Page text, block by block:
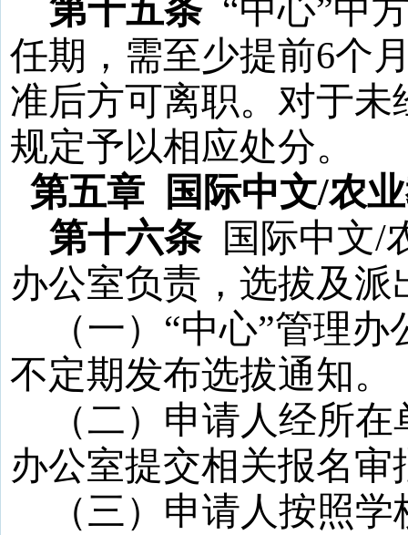
第十五条 “中心”中
任期，需至少提前6个
准后方可离职。对于
规定予以相应处分。
第五章
国际中文/农
第十六条
国际中文/
办公室负责，选拔及派
（一） “中心”管理办
不定期发布选拔通知。
（二）申请人经所
办公室提交相关报名审
（三）申请人按照学